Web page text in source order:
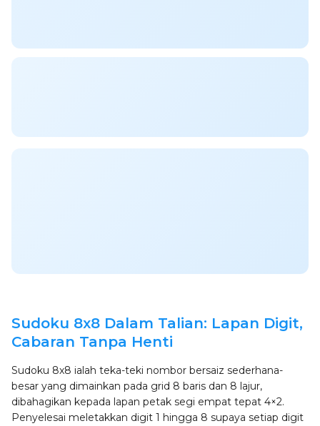
Sudoku 8x8 Dalam Talian: Lapan Digit,
Cabaran Tanpa Henti
Sudoku 8x8 ialah teka-teki nombor bersaiz sederhana-
besar yang dimainkan pada grid 8 baris dan 8 lajur,
dibahagikan kepada lapan petak segi empat tepat 4×2.
Penyelesai meletakkan digit 1 hingga 8 supaya setiap digit